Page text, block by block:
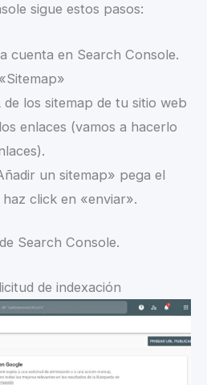
sigue estos pasos:
cuenta en Search Console.
de los sitemap de tu sitio web
enlaces (vamos a hacerlo
un sitemap» pega el
click en «enviar».
Search Console.
de indexación